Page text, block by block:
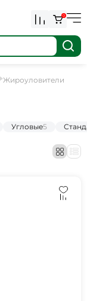
0
Жироуловители
Угловые5